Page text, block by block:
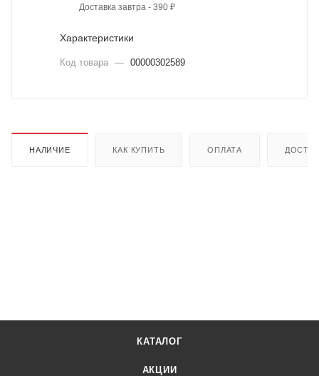
Доставка завтра - 390 ₽
Характеристики
Код товара — 00000302589
НАЛИЧИЕ КАК КУПИТЬ ОПЛАТА
КАТАЛОГ
АКЦИИ